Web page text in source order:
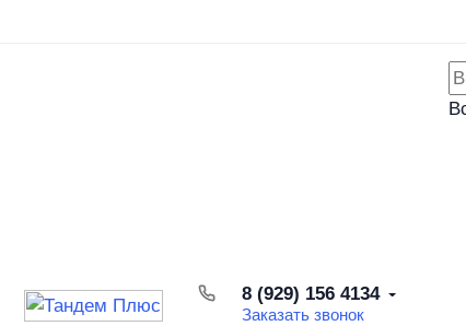
8 (929) 156 4134
Заказать звонок